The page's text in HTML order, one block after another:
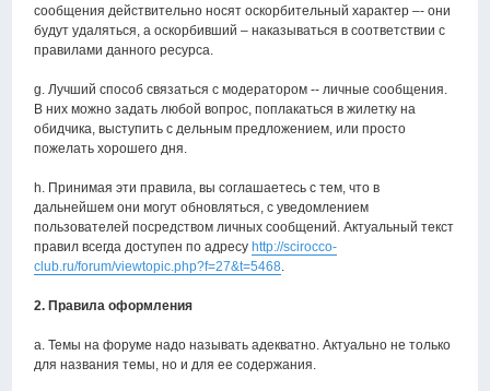
сообщения действительно носят оскорбительный характер –- они
будут удаляться, а оскорбивший – наказываться в соответствии с
правилами данного ресурса.
g. Лучший способ связаться с модератором -- личные сообщения.
В них можно задать любой вопрос, поплакаться в жилетку на
обидчика, выступить с дельным предложением, или просто
пожелать хорошего дня.
h. Принимая эти правила, вы соглашаетесь с тем, что в
дальнейшем они могут обновляться, с уведомлением
пользователей посредством личных сообщений. Актуальный текст
правил всегда доступен по адресу http://scirocco-
club.ru/forum/viewtopic.php?f=27&t=5468.
2. Правила оформления
a. Темы на форуме надо называть адекватно. Актуально не только
для названия темы, но и для ее содержания.